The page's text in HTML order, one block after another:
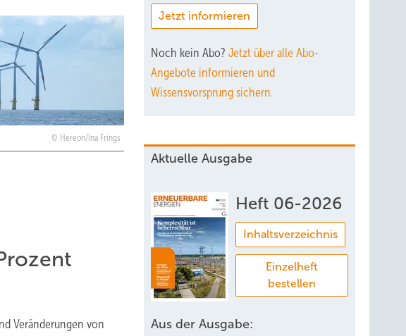
Hereon/Ina Frings
Veränderungen von
Jetzt informieren
Noch kein Abo? Jetzt über alle Abo-
Angebote informieren und
Wissensvorsprung sichern.
Aktuelle Ausgabe
Heft 06-2026
Inhaltsverzeichnis
Einzelheft
bestellen
Aus der Ausgabe: